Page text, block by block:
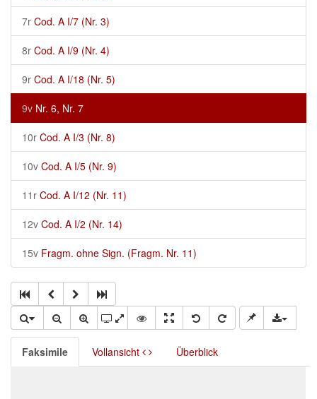
7r Cod. A I/7 (Nr. 3)
8r Cod. A I/9 (Nr. 4)
9r Cod. A I/18 (Nr. 5)
9v Nr. 6, Nr. 7
10r Cod. A I/3 (Nr. 8)
10v Cod. A I/5 (Nr. 9)
11r Cod. A I/12 (Nr. 11)
12v Cod. A I/2 (Nr. 14)
15v Fragm. ohne Sign. (Fragm. Nr. 11)
Faksimile Vollansicht Überblick